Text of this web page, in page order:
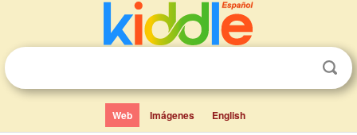
Web Imágenes English